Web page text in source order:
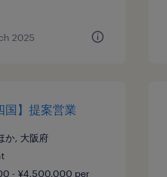
2025
国】提案営業
か, 大阪府
- ¥4,500,000 per